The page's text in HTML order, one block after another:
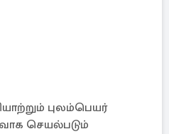
புலம்பெயர்
செயல்படும்